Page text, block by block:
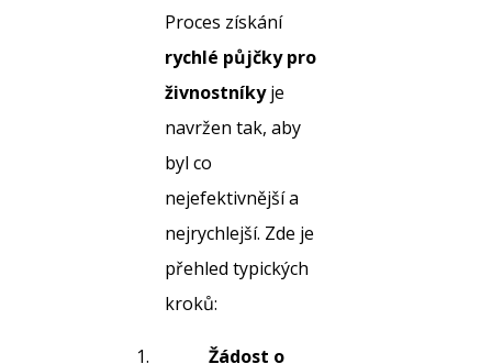
Proces získání
rychlé půjčky pro
živnostníkyje
navržen tak, aby
byl co
nejefektivnější a
nejrychlejší. Zde je
přehled typických
kroků:
Žádost o